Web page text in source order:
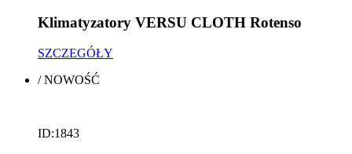
Klimatyzatory VERSU CLOTH Rotenso
SZCZEGÓŁY
/NOWOŚĆ
ID:1843